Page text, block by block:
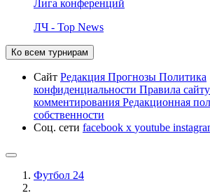
Лига конференций
ЛЧ - Top News
Ко всем турнирам
Сайт Редакция Прогнозы Политика
конфиденциальности Правила сайту
комментирования Редакционная
собственности
Соц. сети facebook x youtube
Футбол 24